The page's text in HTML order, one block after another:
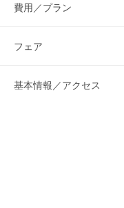
費用／プラン
フェア
基本情報／アクセス